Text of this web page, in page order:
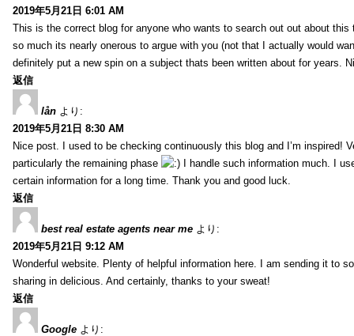
2019年5月21日 6:01 AM
This is the correct blog for anyone who wants to search out out about this
so much its nearly onerous to argue with you (not that I actually would
definitely put a new spin on a subject thats been written about for years.
返信
lån より:
2019年5月21日 8:30 AM
Nice post. I used to be checking continuously this blog and I’m inspired!
particularly the remaining phase
I handle such information much. I
certain information for a long time. Thank you and good luck.
返信
best real estate agents near me より:
2019年5月21日 9:12 AM
Wonderful website. Plenty of helpful information here. I am sending it to
sharing in delicious. And certainly, thanks to your sweat!
返信
Google より: